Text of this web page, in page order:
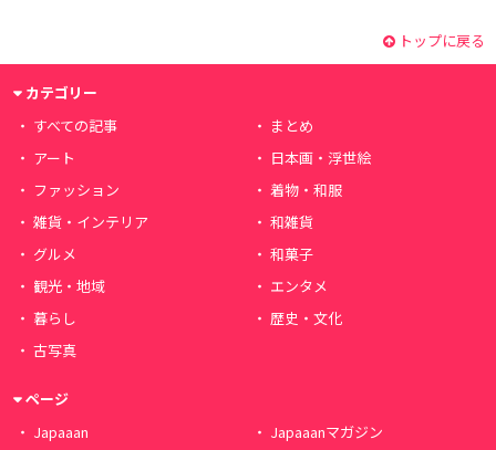
トップに戻る
カテゴリー
すべての記事
まとめ
アート
日本画・浮世絵
ファッション
着物・和服
雑貨・インテリア
和雑貨
グルメ
和菓子
観光・地域
エンタメ
暮らし
歴史・文化
古写真
ページ
Japaaan
Japaaanマガジン